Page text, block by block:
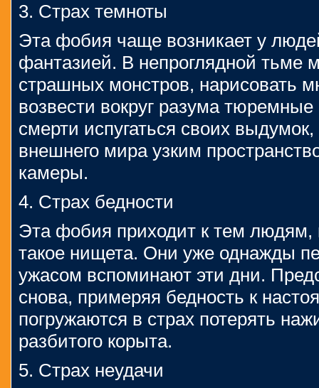
3. Страх темноты
Эта фобия чаще возникает у
фантазией. В непроглядной тьме
страшных монстров, нарисовать
возвести вокруг разума
смерти испугаться своих выдумок,
внешнего мира узким
камеры.
4. Страх бедности
Эта фобия приходит к тем людям,
такое нищета. Они уже однажды
ужасом вспоминают эти дни.
снова, примеряя бедность к
погружаются в страх потерять
разбитого корыта.
5. Страх неудачи